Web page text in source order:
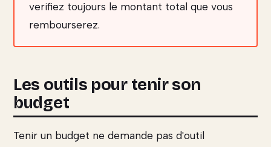
verifiez toujours le montant total que vous
rembourserez.
Les outils pour tenir son
budget
Tenir un budget ne demande pas d'outil